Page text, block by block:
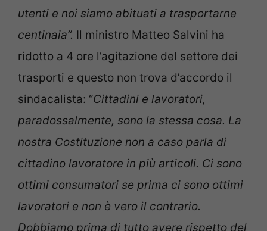
utenti e noi siamo abituati a trasportarne
centinaia”. Il ministro Matteo Salvini ha
ridotto a 4 ore l’agitazione del settore dei
trasporti e questo non trova d’accordo il
sindacalista: “Cittadini e lavoratori,
paradossalmente, sono la stessa cosa. La
nostra Costituzione non a caso parla di
cittadino lavoratore in più articoli. Ci sono
ottimi consumatori se prima ci sono ottimi
lavoratori e non è vero il contrario.
Dobbiamo prima di tutto avere rispetto del